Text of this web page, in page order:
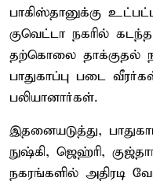
பாகிஸ்தானுக்கு
குவெட்டா நகரில்
தற்கொலை தாக்குதல்
பாதுகாப்பு படை
பலியானார்கள்.
இதனையடுத்து,
நுஷ்கி, ஜெஹ்ரி,
நகரங்களில் அதிரடி